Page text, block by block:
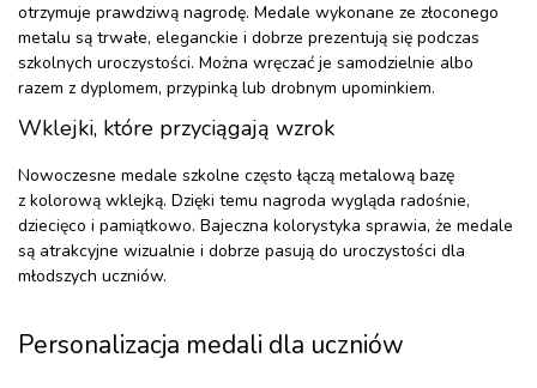
otrzymuje prawdziwą nagrodę. Medale wykonane ze złoconego
metalu są trwałe, eleganckie i dobrze prezentują się podczas
szkolnych uroczystości. Można wręczać je samodzielnie albo
razem z dyplomem, przypinką lub drobnym upominkiem.
Wklejki, które przyciągają wzrok
Nowoczesne medale szkolne często łączą metalową bazę
z kolorową wklejką. Dzięki temu nagroda wygląda radośnie,
dziecięco i pamiątkowo. Bajeczna kolorystyka sprawia, że medale
są atrakcyjne wizualnie i dobrze pasują do uroczystości dla
młodszych uczniów.
Personalizacja medali dla uczniów